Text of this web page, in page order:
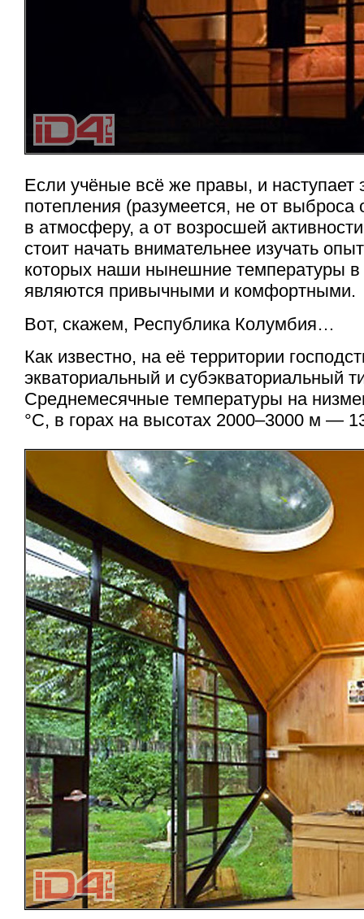
Если учёные всё же правы, и наступает
потепления (разумеется, не от выброса
в атмосферу, а от возросшей
стоит начать внимательнее изучать
которых наши нынешние температуры в
являются привычными и комфортными.
Вот, скажем, Республика Колумбия…
Как известно, на её территории
экваториальный и субэкваториальный
Среднемесячные температуры на
°C, в горах на высотах 2000–3000 м —